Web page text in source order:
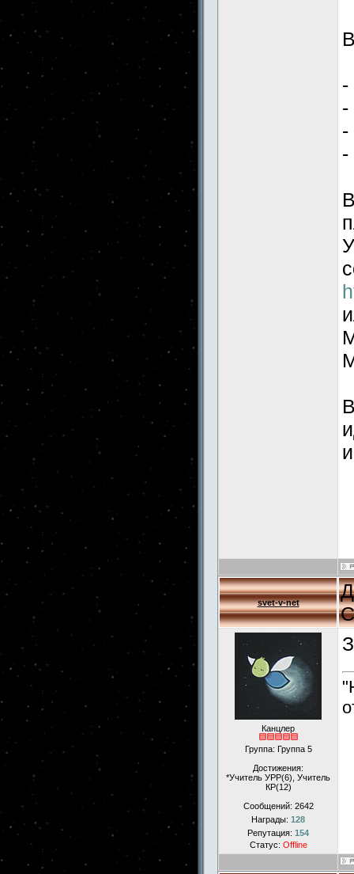
-
-
-
-
svet-v-net
Канцлер
Группа: Группа 5
Достижения:
*Учитель УРР(6), Учитель
КР(12)
Сообщений: 2642
Награды: 128
Репутация: 154
Статус: Offline